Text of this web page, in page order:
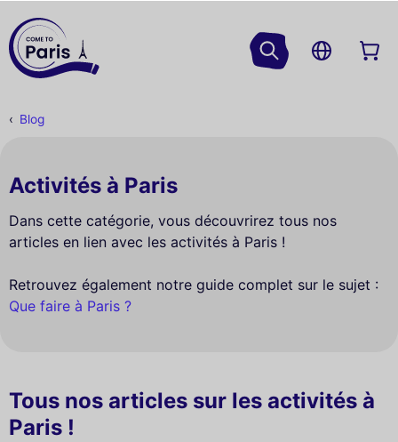
Blog
Activités à Paris
Dans cette catégorie, vous découvrirez tous nos
articles en lien avec les activités à Paris !
Retrouvez également notre guide complet sur le sujet :
Que faire à Paris ?
Tous nos articles sur les activités à
Paris !